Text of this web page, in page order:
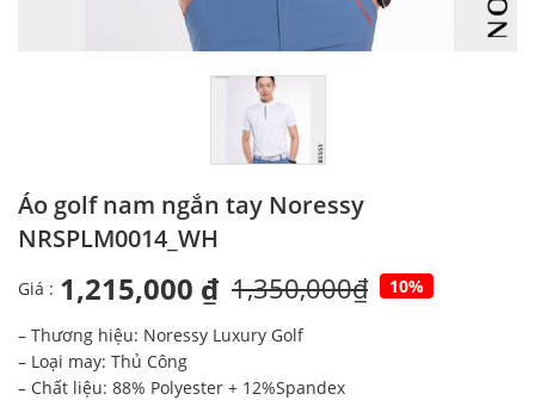
Áo golf nam ngắn tay Noressy
NRSPLM0014_WH
Giá : 1,215,000 ₫ 1,350,000₫ 10%
– Thương hiệu: Noressy Luxury Golf
– Loại may: Thủ Công
– Chất liệu: 88% Polyester + 12%Spandex